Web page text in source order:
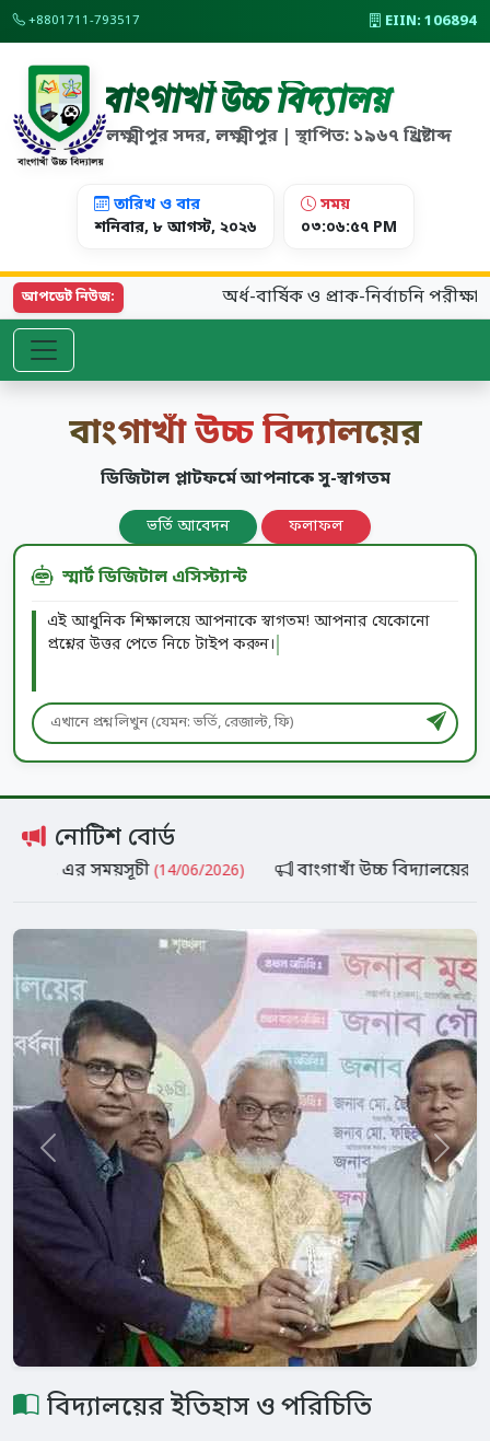
+8801711-793517 EIIN: 106894
বাংগাখাঁ উচ্চ বিদ্যালয়
লক্ষ্মীপুর সদর, লক্ষ্মীপুর | স্থাপিত: ১৯৬৭ খ্রিষ্টাব্দ
তারিখ ও বার
শনিবার, ৮ আগস্ট, ২০২৬
সময়
০৩:০৬:৫৮ PM
আপডেট নিউজ: অর্ধ-বার্ষিক ও প্রাক-নির্বাচনি পরীক্ষা
বাংগাখাঁ উচ্চ বিদ্যালয়ের
ডিজিটাল প্লাটফর্মে আপনাকে সু-স্বাগতম
ভর্তি আবেদন ফলাফল
স্মার্ট ডিজিটাল এসিস্ট্যান্ট
এই আধুনিক শিক্ষালয়ে আপনাকে স্বাগতম! আপনার যেকোনো
প্রশ্নের উত্তর পেতে নিচে টাইপ করুন।
নোটিশ বোর্ড
এর সময়সূচী(14/06/2026) বাংগাখাঁ উচ্চ বিদ্যালয়ের এডহক
বিদ্যালয়ের ইতিহাস ও পরিচিতি